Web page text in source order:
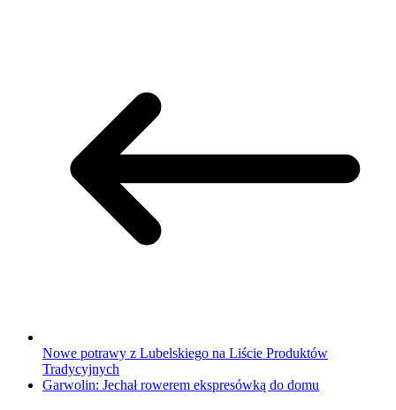
Nowe potrawy z Lubelskiego na Liście Produktów
Tradycyjnych
Garwolin: Jechał rowerem ekspresówką do domu